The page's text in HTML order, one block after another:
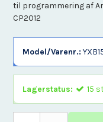
til programmering af
CP2012
Model/Varenr.:
Lagerstatus: 15